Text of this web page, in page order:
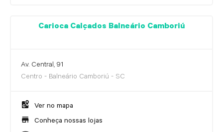
Carioca Calçados Balneário Camboriú
Av. Central, 91
Centro - Balneário Camboriú - SC
Ver no mapa
Conheça nossas lojas